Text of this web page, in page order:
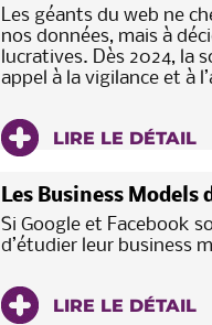
Les géants du web ne
nos données, mais à
lucratives. Dès 2024, la
appel à la vigilance et à
LIRE LE DÉTAIL
Les Business Models
Si Google et Facebook
d’étudier leur business
LIRE LE DÉTAIL